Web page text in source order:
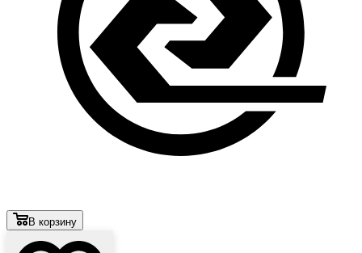
В корзину